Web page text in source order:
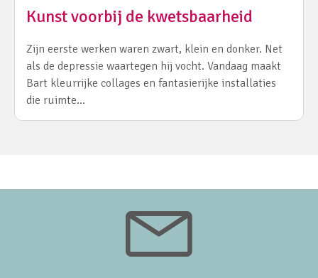
Kunst voorbij de kwetsbaarheid
Zijn eerste werken waren zwart, klein en donker. Net
als de depressie waartegen hij vocht. Vandaag maakt
Bart kleurrijke collages en fantasierijke installaties
die ruimte…